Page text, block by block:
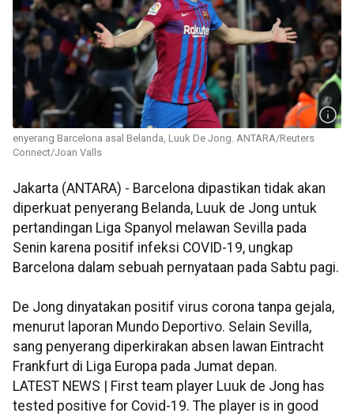
enyerang Barcelona asal Belanda, Luuk De Jong. ANTARA/Reuters
Connect/Joan Valls
Jakarta (ANTARA) - Barcelona dipastikan tidak akan
diperkuat penyerang Belanda, Luuk de Jong untuk
pertandingan Liga Spanyol melawan Sevilla pada
Senin karena positif infeksi COVID-19, ungkap
Barcelona dalam sebuah pernyataan pada Sabtu pagi.
De Jong dinyatakan positif virus corona tanpa gejala,
menurut laporan Mundo Deportivo. Selain Sevilla,
sang penyerang diperkirakan absen lawan Eintracht
Frankfurt di Liga Europa pada Jumat depan.
LATEST NEWS | First team player Luuk de Jong has
tested positive for Covid-19. The player is in good